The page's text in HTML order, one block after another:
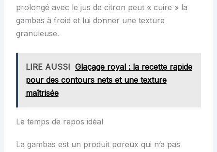
prolongé avec le jus de citron peut « cuire » la
gambas à froid et lui donner une texture
granuleuse.
LIRE AUSSI Glaçage royal : la recette rapide
pour des contours nets et une texture
maîtrisée
Le temps de repos idéal
La gambas est un produit poreux qui n’a pas